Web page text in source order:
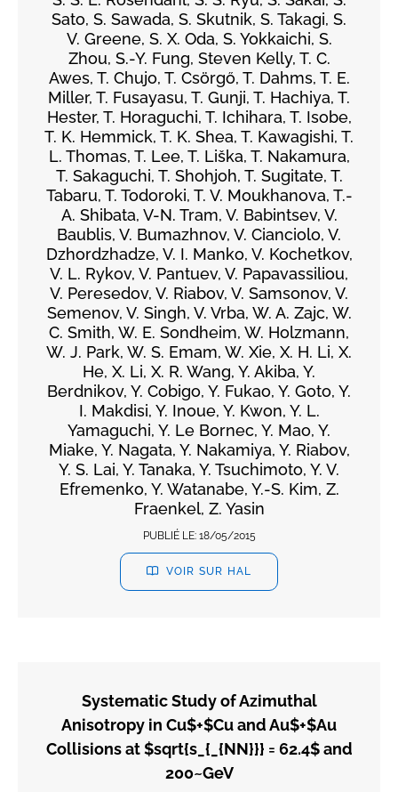
Sato, S. Sawada, S. Skutnik, S. Takagi, S.
V. Greene, S. X. Oda, S. Yokkaichi, S.
Zhou, S.-Y. Fung, Steven Kelly, T. C.
Awes, T. Chujo, T. Csörgő, T. Dahms, T. E.
Miller, T. Fusayasu, T. Gunji, T. Hachiya, T.
Hester, T. Horaguchi, T. Ichihara, T. Isobe,
T. K. Hemmick, T. K. Shea, T. Kawagishi, T.
L. Thomas, T. Lee, T. Liška, T. Nakamura,
T. Sakaguchi, T. Shohjoh, T. Sugitate, T.
Tabaru, T. Todoroki, T. V. Moukhanova, T.-
A. Shibata, V-N. Tram, V. Babintsev, V.
Baublis, V. Bumazhnov, V. Cianciolo, V.
Dzhordzhadze, V. I. Manko, V. Kochetkov,
V. L. Rykov, V. Pantuev, V. Papavassiliou,
V. Peresedov, V. Riabov, V. Samsonov, V.
Semenov, V. Singh, V. Vrba, W. A. Zajc, W.
C. Smith, W. E. Sondheim, W. Holzmann,
W. J. Park, W. S. Emam, W. Xie, X. H. Li, X.
He, X. Li, X. R. Wang, Y. Akiba, Y.
Berdnikov, Y. Cobigo, Y. Fukao, Y. Goto, Y.
I. Makdisi, Y. Inoue, Y. Kwon, Y. L.
Yamaguchi, Y. Le Bornec, Y. Mao, Y.
Miake, Y. Nagata, Y. Nakamiya, Y. Riabov,
Y. S. Lai, Y. Tanaka, Y. Tsuchimoto, Y. V.
Efremenko, Y. Watanabe, Y.-S. Kim, Z.
Fraenkel, Z. Yasin
PUBLIÉ LE: 18/05/2015
VOIR SUR HAL
Systematic Study of Azimuthal
Anisotropy in Cu$+$Cu and Au$+$Au
Collisions at $sqrt{s_{_{NN}}} = 62.4$ and
200~GeV